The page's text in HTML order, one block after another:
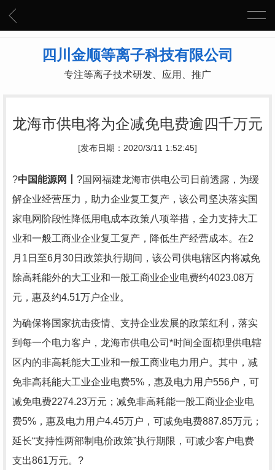
四川金顺等离子科技有限公司
专注等离子技术研发、应用、推广
龙海市供电将为企减免电费逾四千万元
[发布日期：2020/3/11 1:52:45]
?中国能源网丨 ?国网福建龙海市供电公司日前透露，为缓
解企业经营压力，助力企业复工复产，该公司坚决落实国
家电网阶段性降低用电成本政策八项举措，全力支持大工
业和一般工商业企业复工复产，降低生产经营成本。在2
月 1 日至6月 30日政策执行期间，该公司供电辖区内将减免
除高耗能外的大工业和一般工商业企业电费约4023.08万
元，惠及约4.51万户企业。
为确保将国家抗击疫情、支持企业发展的政策红利，落实
到每一个电力客户，龙海市供电公司*时间全面梳理供电辖
区内的非高耗能大工业和一般工商业电力用户。其中，减
免非高耗能大工业企业电费5% ，惠及电力用户556户，可
减免电费2274.23万元；减免非高耗能一般工商业企业电
费5% ，惠及电力用户4.45万户，可减免电费887.85万元；
延长“支持性两部制电价政策”执行期限，可减少客户电费
支出861万元。 ?